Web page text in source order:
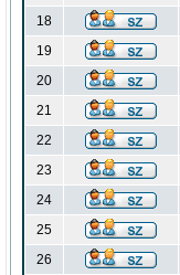
18
19
20
21
22
23
24
25
26